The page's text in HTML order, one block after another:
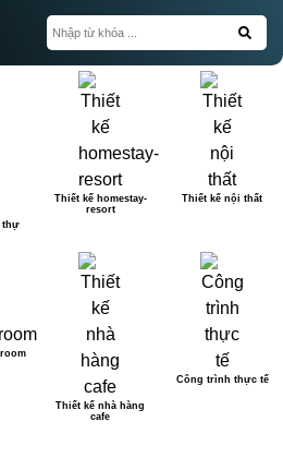
thự
Thiết kế homestay-
resort
Thiết kế nội thất
Thiết kế nhà hàng
cafe
Công trình thực tế